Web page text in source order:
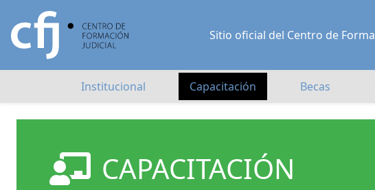
Sitio oficial del Centro de
Institucional Capacitación Becas
CAPACITACIÓN